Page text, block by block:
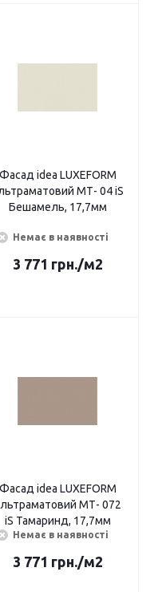
Фасад idea LUXEFORМ
МТ- 04 iS
Бешамель, 17,7мм
Немає в наявності
3 771 грн./м2
Фасад idea LUXEFORМ
МТ- 072
iS Тамаринд, 17,7мм
Немає в наявності
3 771 грн./м2